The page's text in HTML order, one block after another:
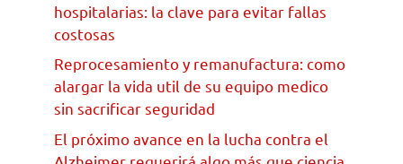
hospitalarias: la clave para evitar fallas
costosas
Reprocesamiento y remanufactura: como
alargar la vida util de su equipo medico
sin sacrificar seguridad
El próximo avance en la lucha contra el